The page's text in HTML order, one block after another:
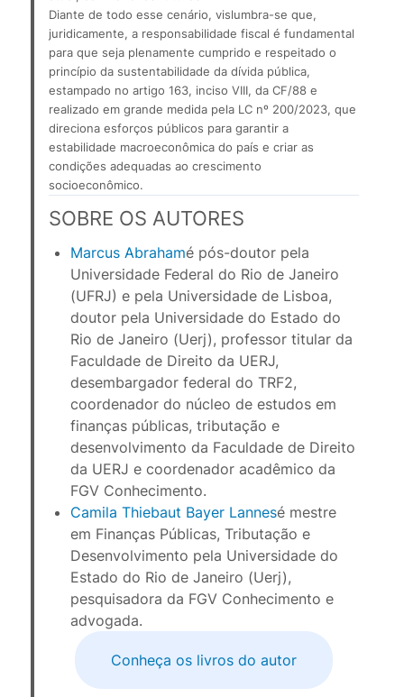
Diante de todo esse cenário, vislumbra-se que,
juridicamente, a responsabilidade fiscal é fundamental
para que seja plenamente cumprido e respeitado o
princípio da sustentabilidade da dívida pública,
estampado no artigo 163, inciso VIII, da CF/88 e
realizado em grande medida pela LC nº 200/2023, que
direciona esforços públicos para garantir a
estabilidade macroeconômica do país e criar as
condições adequadas ao crescimento
socioeconômico.
SOBRE OS AUTORES
Marcus Abrahamé pós-doutor pela
Universidade Federal do Rio de Janeiro
(UFRJ) e pela Universidade de Lisboa,
doutor pela Universidade do Estado do
Rio de Janeiro (Uerj), professor titular da
Faculdade de Direito da UERJ,
desembargador federal do TRF2,
coordenador do núcleo de estudos em
finanças públicas, tributação e
desenvolvimento da Faculdade de Direito
da UERJ e coordenador acadêmico da
FGV Conhecimento.
Camila Thiebaut Bayer Lannesé mestre
em Finanças Públicas, Tributação e
Desenvolvimento pela Universidade do
Estado do Rio de Janeiro (Uerj),
pesquisadora da FGV Conhecimento e
advogada.
Conheça os livros do autor